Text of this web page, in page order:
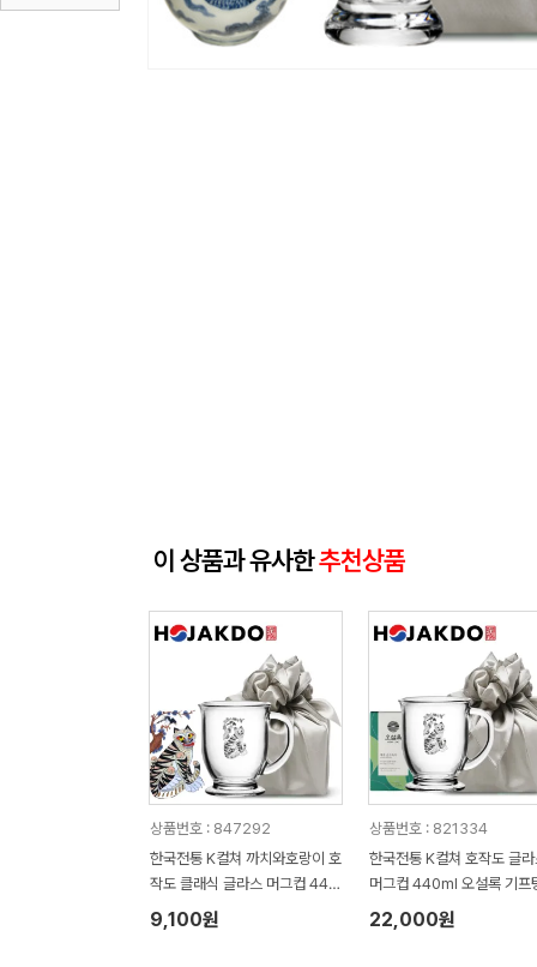
이 상품과 유사한추천상품
상품번호 : 847292
한국전통 K컬쳐 까치와호랑이 호
작도 클래식 글라스 머그컵 440
ml (보자기 포장)
9,100원
상품번호 : 821334
한국전통 K컬쳐 호작도 글라
머그컵 440ml 오설록 기프
(보자기 포장)
22,000원